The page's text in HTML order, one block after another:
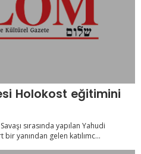
Holokost eğitimini
sırasında yapılan Yahudi
bir yanından gelen katılımc...